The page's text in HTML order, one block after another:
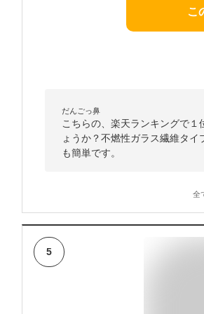
こ
だんごっ鼻
こちらの、楽天ランキングで
ょうか？不燃性ガラス繊維タ
も簡単です。
全
5